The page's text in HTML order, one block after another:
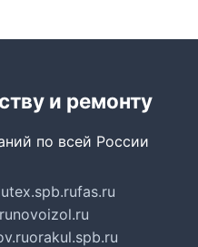
и ремонту
по всей России
fas.ru
novoizol.ru
orakul.spb.ru